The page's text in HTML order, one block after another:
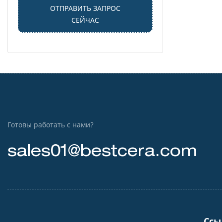
ОТПРАВИТЬ ЗАПРОС
СЕЙЧАС
Готовы работать с нами?
sales01@bestcera.com